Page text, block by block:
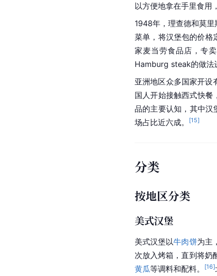
以方便地拿在手里食用
1948年，理查德和莫里
菜单，将汉堡包的价格
家麦当劳食品店，专
Hamburg steak的做法
亚洲地区众多国家开设
国人开始接触西式快餐
品的主要认知，其中
场占比近六成。
[15]
分类
按地区分类
美式汉堡
美式汉堡以牛肉饼为主
次放入烤箱，直到将奶
黄瓜等调料和配料。 [16]